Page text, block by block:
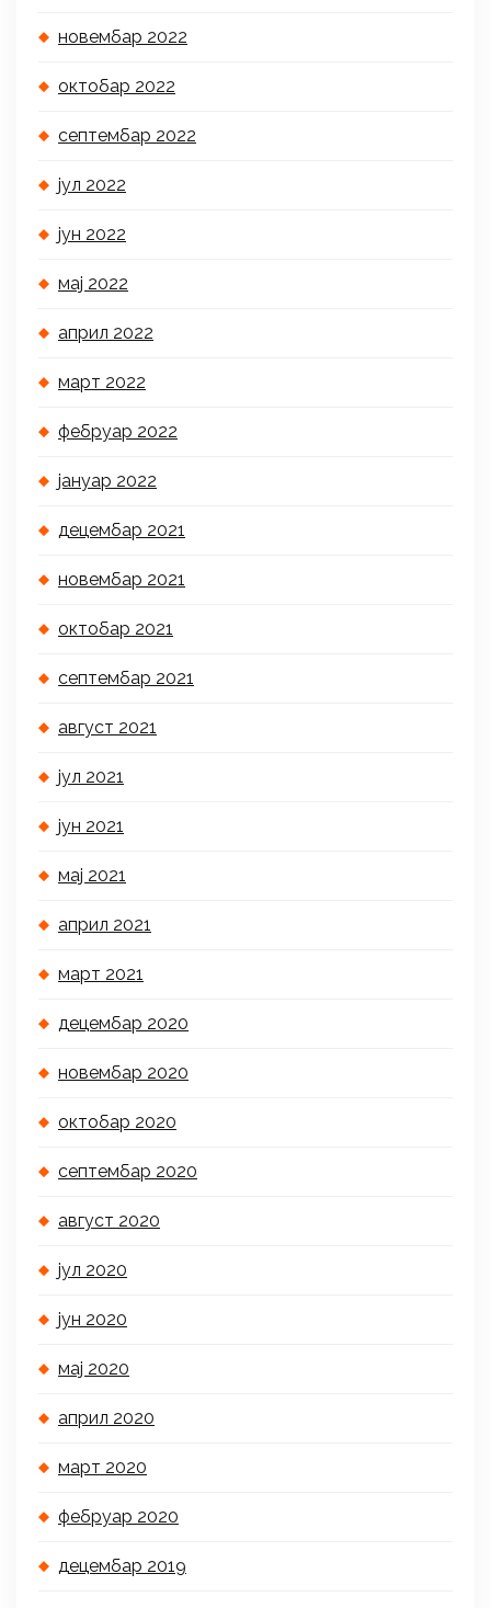
новембар 2022
октобар 2022
септембар 2022
јул 2022
јун 2022
мај 2022
април 2022
март 2022
фебруар 2022
јануар 2022
децембар 2021
новембар 2021
октобар 2021
септембар 2021
август 2021
јул 2021
јун 2021
мај 2021
април 2021
март 2021
децембар 2020
новембар 2020
октобар 2020
септембар 2020
август 2020
јул 2020
јун 2020
мај 2020
април 2020
март 2020
фебруар 2020
децембар 2019